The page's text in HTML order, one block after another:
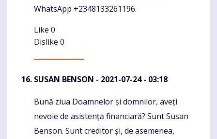
WhatsApp +2348133261196.
Like 0
Dislike 0
SUSAN BENSON - 2021-07-24 - 03:18
Komentaras
Bună ziua Doamnelor și domnilor, aveți
nevoie de asistență financiară? Sunt Susan
Benson. Sunt creditor și, de asemenea,